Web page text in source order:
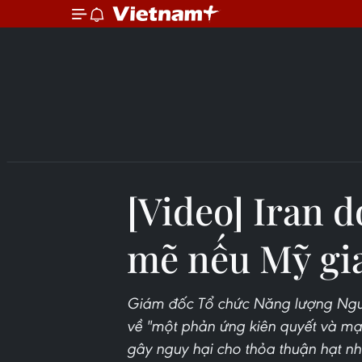
[Video] Iran
mẽ nếu Mỹ
Giám đốc Tổ chức Năng lượng
về "một phản ứng kiên quyết và
gây nguy hại cho thỏa thuận hạt